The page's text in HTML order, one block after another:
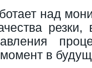
над
момент в